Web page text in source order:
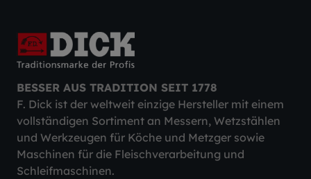
BESSER AUS TRADITION SEIT 1778
F. Dick ist der weltweit einzige Hersteller mit einem
vollständigen Sortiment an Messern, Wetzstählen
und Werkzeugen für Köche und Metzger sowie
Maschinen für die Fleischverarbeitung und
Schleifmaschinen.